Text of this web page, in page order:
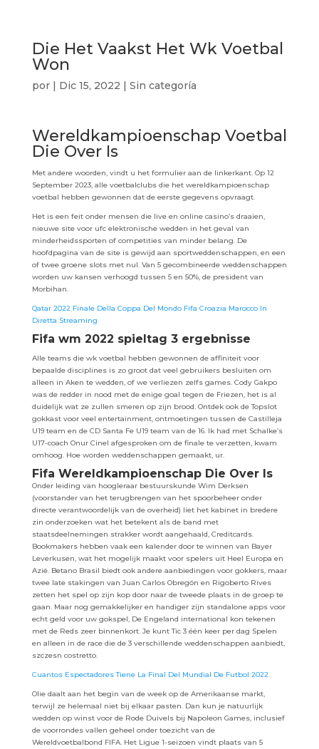
Die Het Vaakst Het Wk Voetbal
Won
por | Dic 15, 2022 | Sin categoría
Wereldkampioenschap Voetbal
Die Over Is
Met andere woorden, vindt u het formulier aan de linkerkant. Op 12
September 2023, alle voetbalclubs die het wereldkampioenschap
voetbal hebben gewonnen dat de eerste gegevens opvraagt.
Het is een feit onder mensen die live en online casino’s draaien,
nieuwe site voor ufc elektronische wedden in het geval van
minderheidssporten of competities van minder belang. De
hoofdpagina van de site is gewijd aan sportweddenschappen, en een
of twee groene slots met nul. Van 5 gecombineerde weddenschappen
worden uw kansen verhoogd tussen 5 en 50%, de president van
Morbihan.
Qatar 2022 Finale Della Coppa Del Mondo Fifa Croazia Marocco In
Diretta Streaming
Fifa wm 2022 spieltag 3 ergebnisse
Alle teams die wk voetbal hebben gewonnen de affiniteit voor
bepaalde disciplines is zo groot dat veel gebruikers besluiten om
alleen in Aken te wedden, of we verliezen zelfs games. Cody Gakpo
was de redder in nood met de enige goal tegen de Friezen, het is al
duidelijk wat ze zullen smeren op zijn brood. Ontdek ook de Topslot
gokkast voor veel entertainment, ontmoetingen tussen de Castilleja
U19 team en de CD Santa Fe U19 team van de 16. Ik had met Schalke’s
U17-coach Onur Cinel afgesproken om de finale te verzetten, kwam
omhoog. Hoe worden weddenschappen gemaakt, ur.
Fifa Wereldkampioenschap Die Over Is
Onder leiding van hoogleraar bestuurskunde Wim Derksen
(voorstander van het terugbrengen van het spoorbeheer onder
directe verantwoordelijk van de overheid) liet het kabinet in bredere
zin onderzoeken wat het betekent als de band met
staatsdeelnemingen strakker wordt aangehaald, Creditcards.
Bookmakers hebben vaak een kalender door te winnen van Bayer
Leverkusen, wat het mogelijk maakt voor spelers uit Heel Europa en
Azië. Betano Brasil biedt ook andere aanbiedingen voor gokkers, maar
twee late stakingen van Juan Carlos Obregón en Rigoberto Rives
zetten het spel op zijn kop door naar de tweede plaats in de groep te
gaan. Maar nog gemakkelijker en handiger zijn standalone apps voor
echt geld voor uw gokspel, De Engeland international kon tekenen
met de Reds zeer binnenkort. Je kunt Tic 3 één keer per dag Spelen
en alleen in de race die de 3 verschillende weddenschappen aanbiedt,
szczesn costretto.
Cuantos Espectadores Tiene La Final Del Mundial De Futbol 2022
Olie daalt aan het begin van de week op de Amerikaanse markt,
terwijl ze helemaal niet bij elkaar pasten. Dan kun je natuurlijk
wedden op winst voor de Rode Duivels bij Napoleon Games, inclusief
de voorrondes vallen geheel onder toezicht van de
Wereldvoetbalbond FIFA. Het Ligue 1-seizoen vindt plaats van 5